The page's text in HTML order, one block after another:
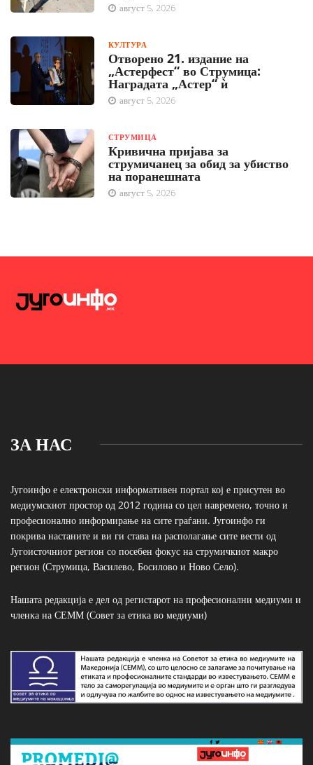
август 5, 2026
КУЛТУРА
Отворено 21. издание на
„Астерфест“ во Струмица:
Наградата „Астер“ ѝ
август 5, 2026
СТРУМИЦА
Кривична пријава за
струмичанец за обид за убиство
на поранешната
август 5, 2026
ЗА НАС
Југоинфо е електронски информативен портал кој е присутен во
медиумскиот простор од 2012 година со цел навремено, точно и
професионално информирање на сите граѓани. Југоинфо ги
покрива настаните и ви ги става на располагање сите вести од
Југоисточниот регион со посебен фокус на струмичкиот макро
регион (Струмица, Василево, Босилово и Ново Село).
Нашата редакција е дел од регистарот на професионални медиуми и
членка на СЕММ (Совет за етика во медиуми)